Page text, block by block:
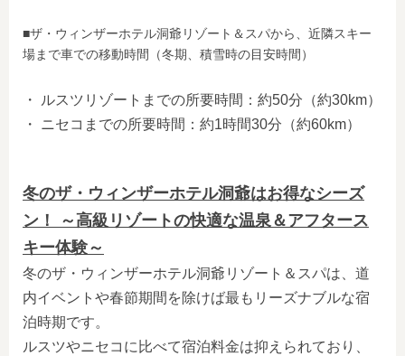
■ザ・ウィンザーホテル洞爺リゾート＆スパから、近隣スキー
場まで車での移動時間（冬期、積雪時の目安時間）
・ ルスツリゾートまでの所要時間：約50分（約30km）
・ ニセコまでの所要時間：約1時間30分（約60km）
冬のザ・ウィンザーホテル洞爺はお得なシーズ
ン！ ～高級リゾートの快適な温泉＆アフタース
キー体験～
冬のザ・ウィンザーホテル洞爺リゾート＆スパは、道
内イベントや春節期間を除けば最もリーズナブルな宿
泊時期です。
ルスツやニセコに比べて宿泊料金は抑えられており、